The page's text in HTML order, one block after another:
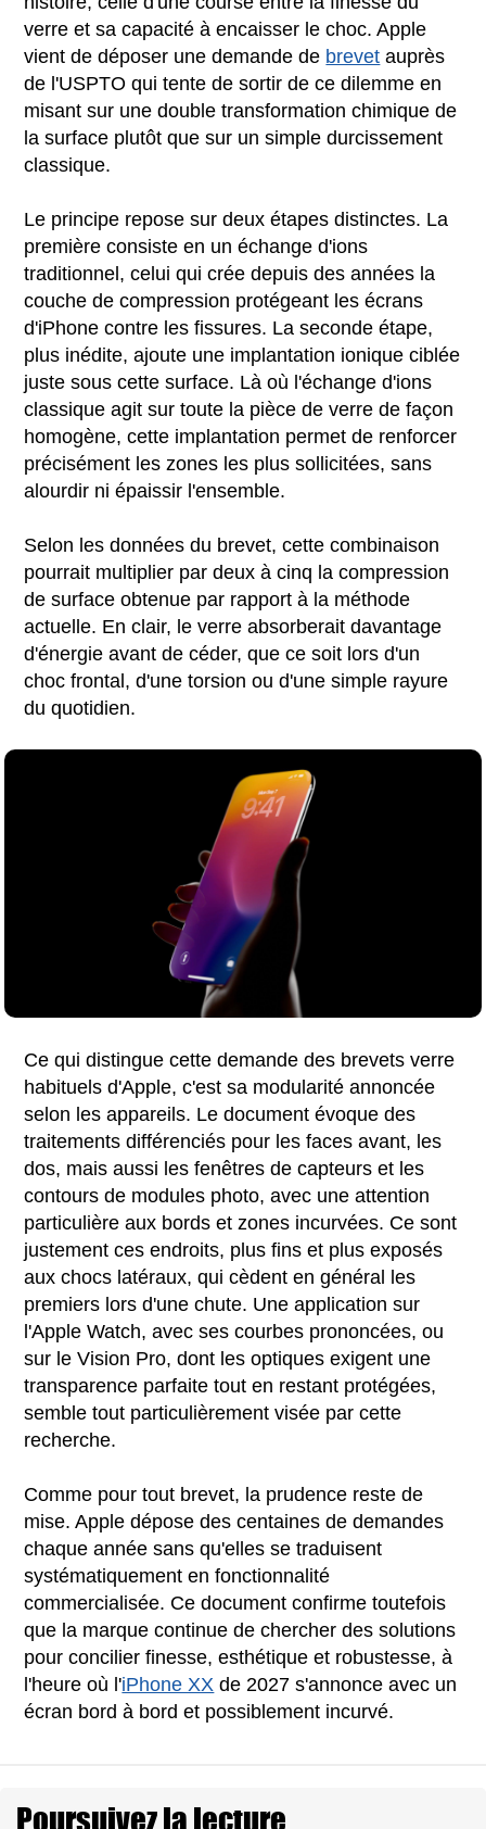
verre et sa capacité à encaisser le choc. Apple
vient de déposer une demande de brevet auprès
de l'USPTO qui tente de sortir de ce dilemme en
misant sur une double transformation chimique de
la surface plutôt que sur un simple durcissement
classique.
Le principe repose sur deux étapes distinctes. La
première consiste en un échange d'ions
traditionnel, celui qui crée depuis des années la
couche de compression protégeant les écrans
d'iPhone contre les fissures. La seconde étape,
plus inédite, ajoute une implantation ionique ciblée
juste sous cette surface. Là où l'échange d'ions
classique agit sur toute la pièce de verre de façon
homogène, cette implantation permet de renforcer
précisément les zones les plus sollicitées, sans
alourdir ni épaissir l'ensemble.
Selon les données du brevet, cette combinaison
pourrait multiplier par deux à cinq la compression
de surface obtenue par rapport à la méthode
actuelle. En clair, le verre absorberait davantage
d'énergie avant de céder, que ce soit lors d'un
choc frontal, d'une torsion ou d'une simple rayure
du quotidien.
Ce qui distingue cette demande des brevets verre
habituels d'Apple, c'est sa modularité annoncée
selon les appareils. Le document évoque des
traitements différenciés pour les faces avant, les
dos, mais aussi les fenêtres de capteurs et les
contours de modules photo, avec une attention
particulière aux bords et zones incurvées. Ce sont
justement ces endroits, plus fins et plus exposés
aux chocs latéraux, qui cèdent en général les
premiers lors d'une chute. Une application sur
l'Apple Watch, avec ses courbes prononcées, ou
sur le Vision Pro, dont les optiques exigent une
transparence parfaite tout en restant protégées,
semble tout particulièrement visée par cette
recherche.
Comme pour tout brevet, la prudence reste de
mise. Apple dépose des centaines de demandes
chaque année sans qu'elles se traduisent
systématiquement en fonctionnalité
commercialisée. Ce document confirme toutefois
que la marque continue de chercher des solutions
pour concilier finesse, esthétique et robustesse, à
l'heure où l'iPhone XX de 2027 s'annonce avec un
écran bord à bord et possiblement incurvé.
Poursuivez la lecture